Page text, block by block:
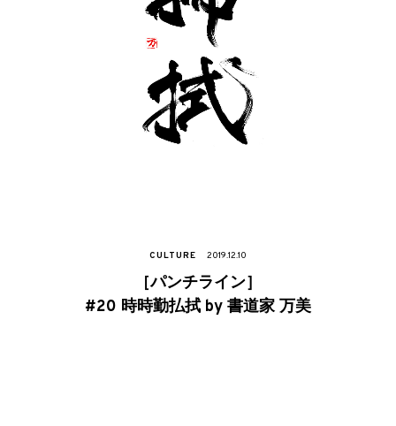
CULTURE 2019.12.10
［パンチライン］
#20 時時勤払拭 by 書道家 万美